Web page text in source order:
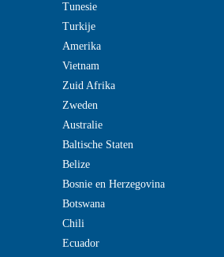
Tunesie
Turkije
Amerika
Vietnam
Zuid Afrika
Zweden
Australie
Baltische Staten
Belize
Bosnie en Herzegovina
Botswana
Chili
Ecuador